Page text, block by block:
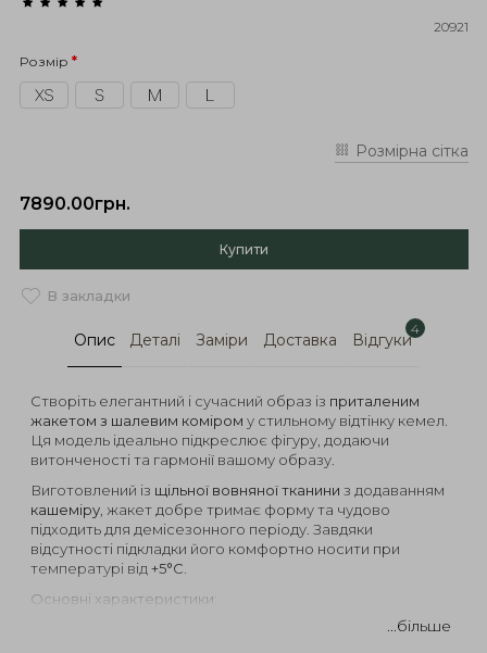
20921
Розмір
Розмірна сітка
7890.00грн.
Купити
В закладки
Опис Деталі Заміри Доставка Відгуки
4
Створіть елегантний і сучасний образ із приталеним
жакетом з шалевим коміром у стильному відтінку кемел.
Ця модель ідеально підкреслює фігуру, додаючи
витонченості та гармонії вашому образу.
Виготовлений із щільної вовняної тканини з додаванням
кашеміру, жакет добре тримає форму та чудово
підходить для демісезонного періоду. Завдяки
відсутності підкладки його комфортно носити при
температурі від+5°C.
Основні характеристики:
– підкреслює фігуру та додає
...більше